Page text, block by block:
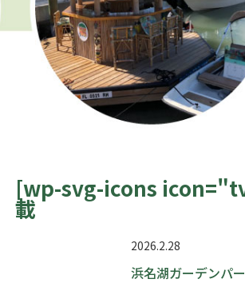
[wp-svg-icons
載
2026.2.28
浜名湖ガーデンパ